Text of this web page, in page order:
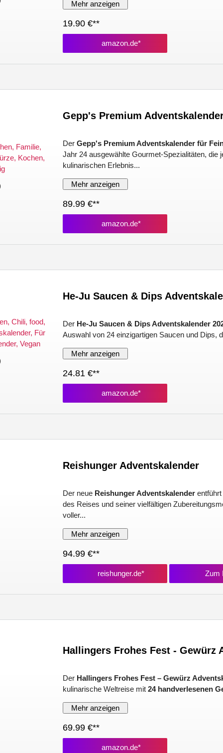
Mehr anzeigen
19.90 €**
amazon.de*
Gepp's Premium
DerGepp's Premium Adventskalender für
Jahr 24 ausgewählte Gourmet-Spezialitäten, die
kulinarischen Erlebnis...
Mehr anzeigen
89.99 €**
amazon.de*
He-Ju Saucen & Dips
Der He-Ju Saucen & Dips Adventskalender
Auswahl von 24 einzigartigen Saucen und Dips,
Mehr anzeigen
24.81 €**
amazon.de*
Reishunger Adventskalender
Der neue Reishunger Adventskalender
des Reises und seiner vielfältigen
voller...
Mehr anzeigen
94.99 €**
reishunger.de* Zum
Hallingers Frohes Fest - Gewürz
Der Hallingers Frohes Fest – Gewürz
kulinarische Weltreise mit24 handverlesenen
Mehr anzeigen
69.99 €**
amazon.de*